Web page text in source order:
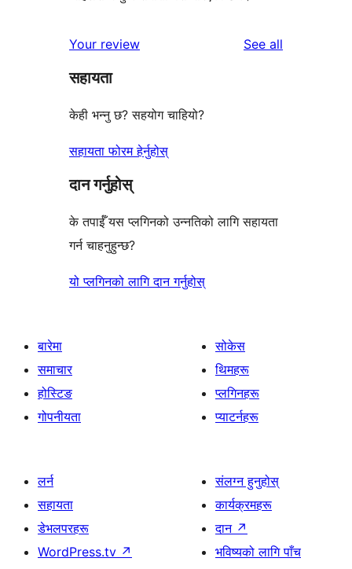
Your review See all
सहायता
केही भन्नु छ? सहयोग चाहियो?
सहायता फोरम हेर्नुहोस्
दान गर्नुहोस्
के तपाईँ यस प्लगिनको उन्नतिको लागि सहायता
गर्न चाहनुहुन्छ?
यो प्लगिनको लागि दान गर्नुहोस्
बारेमा
समाचार
होस्टिङ
गोपनीयता
सोकेस
थिमहरू
प्लगिनहरू
प्याटर्नहरू
लर्न
सहायता
डेभलपरहरू
WordPress.tv ↗
संलग्न हुनुहोस्
कार्यक्रमहरू
दान ↗
भविष्यको लागि पाँच